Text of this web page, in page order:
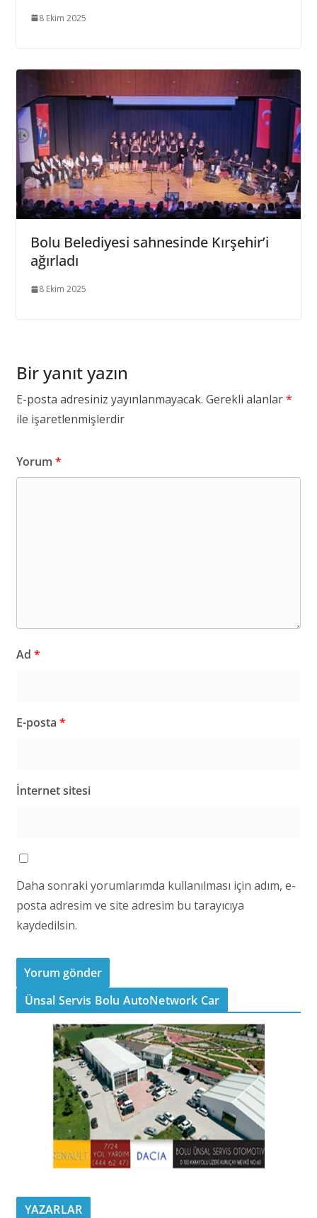
8 Ekim 2025
Bolu Belediyesi sahnesinde Kırşehir’i
ağırladı
8 Ekim 2025
Bir yanıt yazın
E-posta adresiniz yayınlanmayacak. Gerekli alanlar*
ile işaretlenmişlerdir
Yorum *
Ad *
E-posta *
İnternet sitesi
Daha sonraki yorumlarımda kullanılması için adım, e-
posta adresim ve site adresim bu tarayıcıya
kaydedilsin.
Ünsal Servis Bolu AutoNetwork Car
YAZARLAR